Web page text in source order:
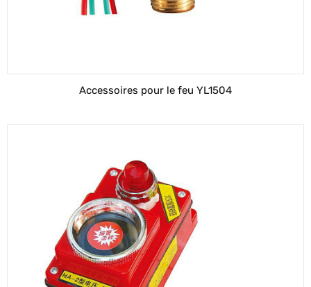
Accessoires pour le feu YL1504